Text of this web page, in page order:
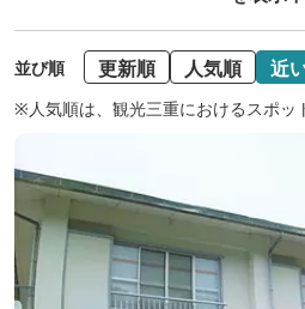
並び順 更新順 人気順 近
※人気順は、観光三重におけるスポッ